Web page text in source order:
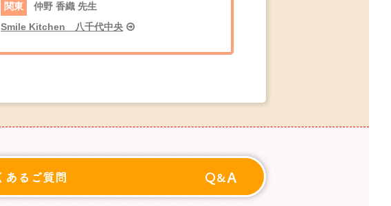
関東
仲野 香織 先生
Smile Kitchen 八千代中央